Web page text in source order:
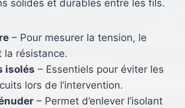
solides et durables entre les fils.
– Pour mesurer la tension, le
la résistance.
isolés – Essentiels pour éviter les
lors de l’intervention.
– Permet d’enlever l’isolant